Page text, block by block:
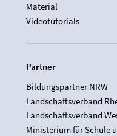
Material
Videotutorials
Partner
Bildungspartner NRW
Landschaftsverband
Landschaftsverband
Ministerium für Schule